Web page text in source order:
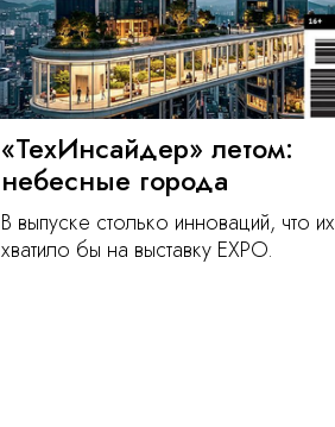
«ТехИнсайдер» летом:
небесные города
В выпуске столько инноваций, что их
хватило бы на выставку EXPO.